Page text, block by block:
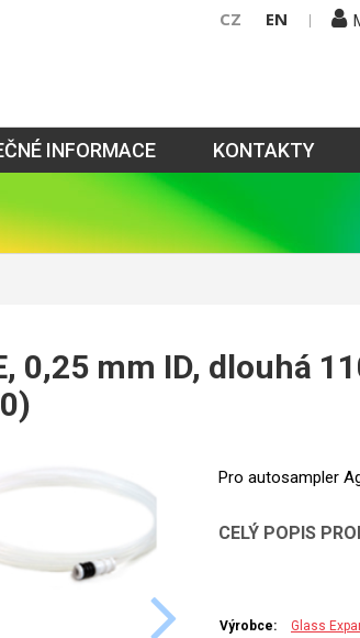
CZ EN
INFORMACE KONTAKTY
0,25 mm ID, dlouhá
Pro autosampler
CELÝ POPIS
Výrobce: Glass